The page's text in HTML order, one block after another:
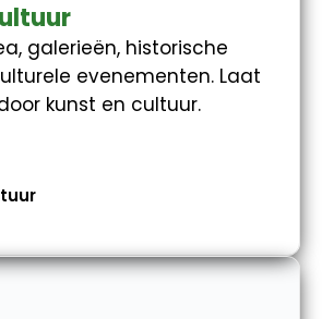
galerieën, historische
evenementen. Laat
kunst en cultuur.